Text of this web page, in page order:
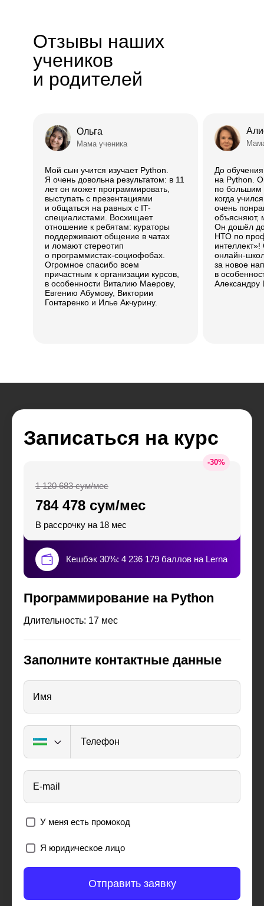
Отзывы наших
учеников
и родителей
До
на Python.
по большим
когда
очень
объясняют,
Он дошёл
НТО по
онлайн-
за новое
в
Александру
Мой сын учится изучает Python.
Я очень довольна результатом: в 11
лет он может программировать,
выступать с презентациями
и общаться на равных с IT-
специалистами. Восхищает
отношение к ребятам: кураторы
поддерживают общение в чатах
и ломают стереотип
о программистах-социофобах.
Огромное спасибо всем
причастным к организации курсов,
в особенности Виталию Маерову,
Евгению Абумову, Виктории
Гонтаренко и Илье Акчурину.
Ольга
Мама ученика
Записаться на курс
-30%
784 478 сум/мес
1 120 683 сум/мес
В рассрочку на 18 мес
Кешбэк 30%: 4 236 179 баллов на Lerna
Программирование на Python
Длительность: 17 мес
Заполните контактные данные
Имя
Телефон
E-mail
У меня есть промокод
Я юридическое лицо
Отправить заявку